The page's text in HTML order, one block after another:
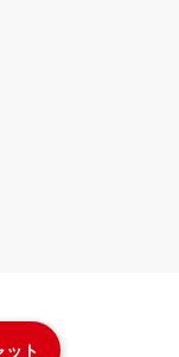
ット